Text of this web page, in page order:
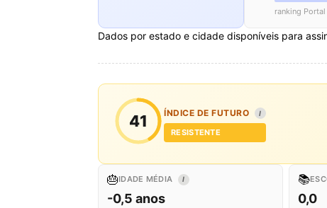
ranking
Dados por estado e cidade disponíveis para
41 ÍNDICE DE FUTURO I
RESISTENTE
🎂IDADE MÉDIA I
-0,5 anos
📚
0,0